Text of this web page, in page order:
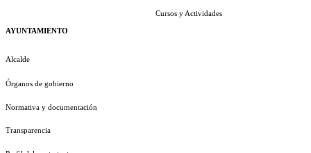
AYUNTAMIENTO
Alcalde
Órganos de gobierno
Normativa y documentación
Transparencia
Cursos y Actividades